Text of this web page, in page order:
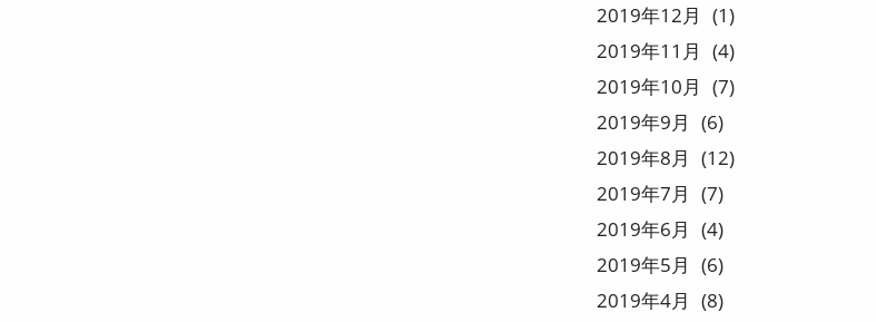
2019
12
1
2019
11
4
2019
10
7
2019
9
6
2019
8
12
2019
7
7
2019
6
4
2019
5
6
2019
4
8